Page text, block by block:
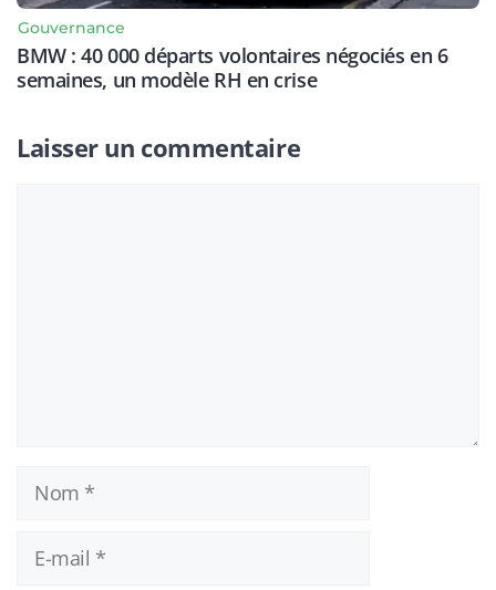
Gouvernance
BMW : 40 000 départs volontaires négociés en 6
semaines, un modèle RH en crise
Laisser un commentaire
Nom
mail